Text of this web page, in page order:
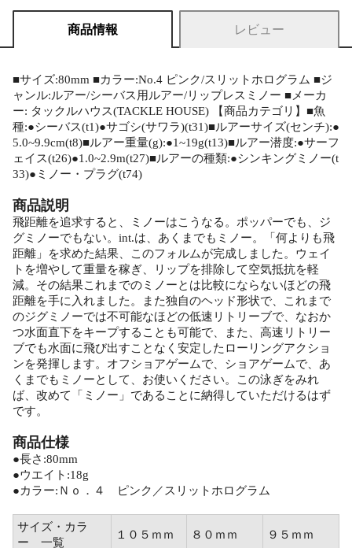
商品情報 レビュー
■サイズ:80mm ■カラー:No.4 ピンク/スリットホログラム ■ジ
ャンル:ルアー/シーバス用ルアー/リップレスミノー ■メーカ
ー: タックルハウス(TACKLE HOUSE) 【商品カテゴリ】■魚
種:●シーバス(t1)●サゴシ(サワラ)(t31)■ルアーサイズ(センチ):●
5.0~9.9cm(t8)■ルアー重量(g):●1~19g(t13)■ルアー潜度:●サーフ
ェイス(t26)●1.0~2.9m(t27)■ルアーの種類:●シンキングミノー(t
33)●ミノー・プラグ(t74)
商品説明
飛距離を追求すると、ミノーはこうなる。ポッパーでも、ジ
グミノーでもない。int.は、あくまでもミノー。「何よりも飛
距離」を求めた結果、このフォルムが完成しました。ウェイ
トを増やして重量を稼ぎ、リップを排除して空気抵抗を軽
減。その結果これまでのミノーとは比較にならないほどの飛
距離を手に入れました。また独自のヘッド形状で、これまで
のジグミノーでは不可能なほどの低速リトリーブで、なおか
つ水面直下をキープすることも可能で、また、高速リトリー
ブでも水面に飛び出すことなく安定したローリングアクショ
ンを発揮します。オフショアゲームで、ショアゲームで、あ
くまでもミノーとして、お使いください。この泳ぎをみれ
ば、改めて「ミノー」であることに納得していただけるはず
です。
商品仕様
●長さ:80mm
●ウエイト:18g
●カラー:Ｎｏ．４ ピンク／スリットホログラム
サイズ・カラ
ー 一覧
１０５ｍｍ ８０ｍｍ ９５ｍｍ